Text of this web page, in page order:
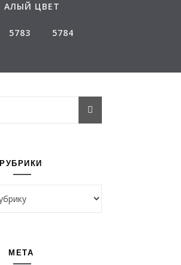
АЛЫЙ ЦВЕТ
5783 5784
РУБРИКИ
МЕТА